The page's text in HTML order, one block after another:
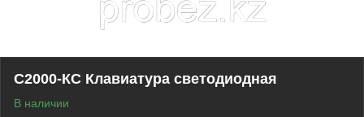
С2000-КС Клавиатура светодиодная
В наличии